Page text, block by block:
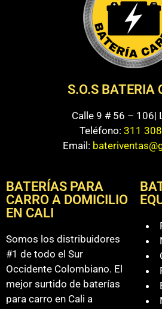
S.O.S BATERIA
Calle 9 # 56 – 106|
Teléfono: 311
Email:
BATERÍAS PARA
CARRO A DOMICILIO
EN CALI
Somos los distribuidores
#1 de todo el Sur
Occidente Colombiano. El
mejor surtido de baterías
para carro en Cali a